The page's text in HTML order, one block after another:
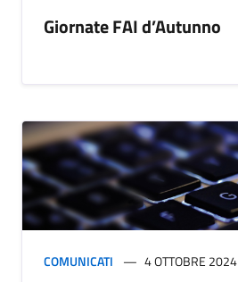
Giornate FAI d’Autunno
COMUNICATI 4 OTTOBRE 2024